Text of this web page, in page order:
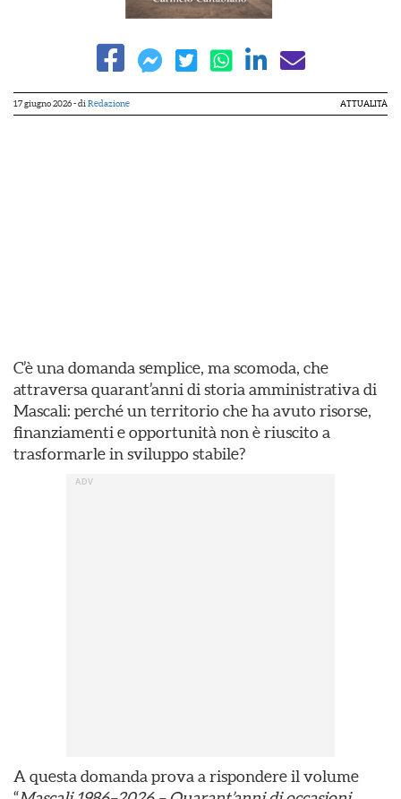
17 giugno 2026- di Redazione ATTUALITÀ
C’è una domanda semplice, ma scomoda, che
attraversa quarant’anni di storia amministrativa di
Mascali: perché un territorio che ha avuto risorse,
finanziamenti e opportunità non è riuscito a
trasformarle in sviluppo stabile?
A questa domanda prova a rispondere il volume